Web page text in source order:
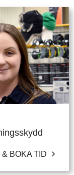
& BOKA TID